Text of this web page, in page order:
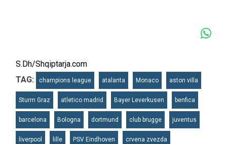
S.Dh/Shqiptarja.com
TAG:
champions league atalanta Monaco aston villa
Sturm Graz atletico madrid Bayer Leverkusen benfica
barcelona Bologna dortmund club brugge juventus
liverpool lille PSV Eindhoven crvena zvezda